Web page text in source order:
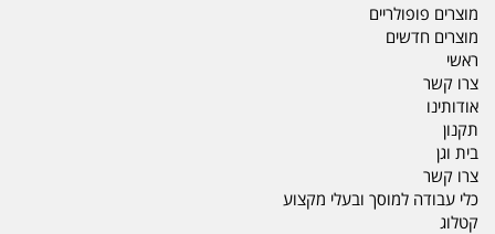
מוצרים פופולריים
מוצרים חדשים
ראשי
צרו קשר
אודותינו
תקנון
בית וגן
צרו קשר
כלי עבודה למוסך ובעלי מקצוע
קטלוג